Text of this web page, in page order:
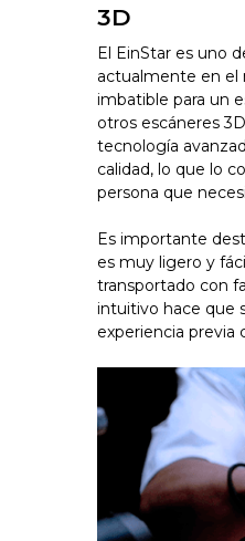
3D
El EinStar es uno
actualmente en el
imbatible para un
otros escáneres
tecnología
calidad, lo que lo
persona que
Es importante
es muy ligero y
transportado con
intuitivo hace que
experiencia previa